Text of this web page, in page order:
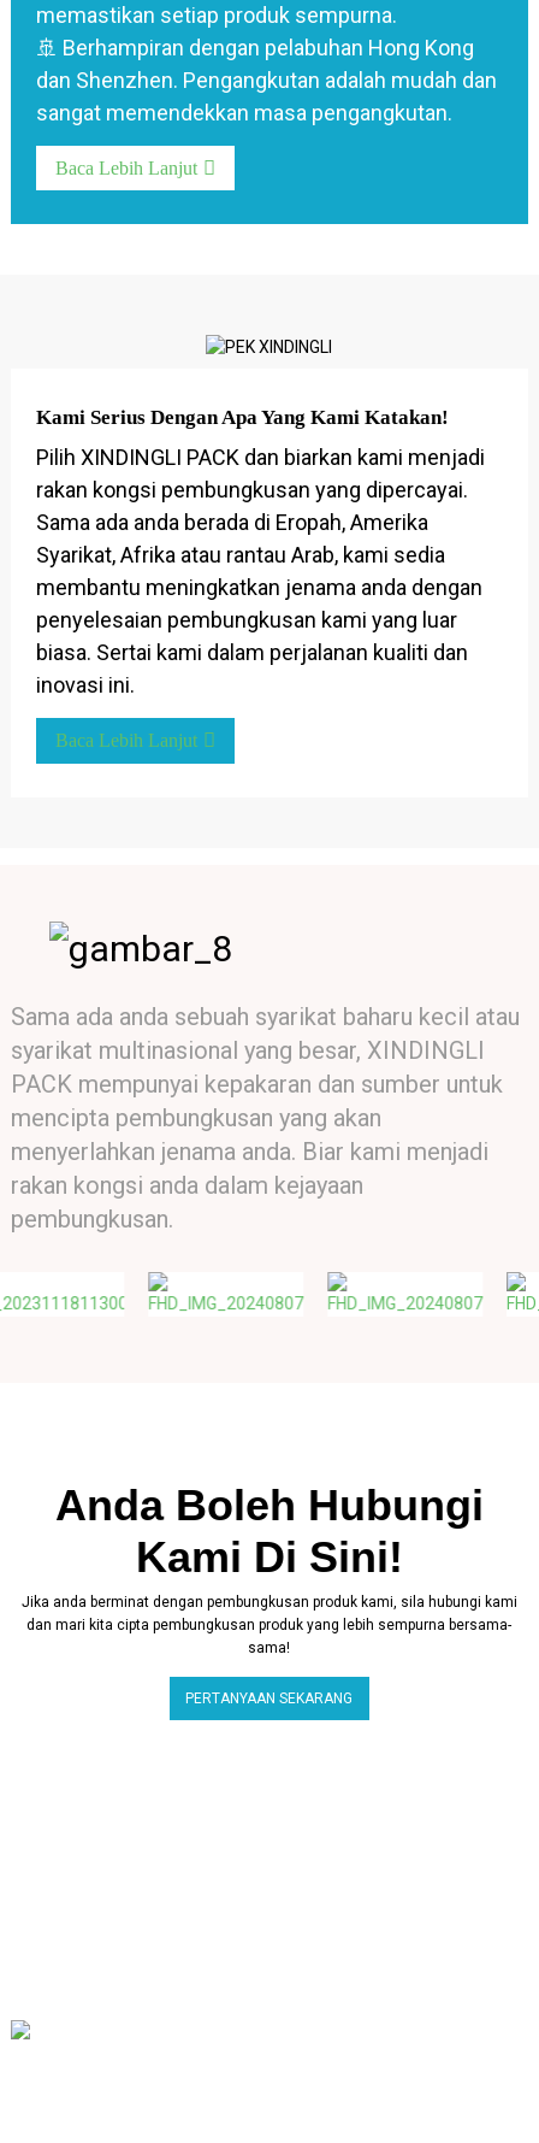
memastikan setiap produk sempurna.
🚢 Berhampiran dengan pelabuhan Hong Kong
dan Shenzhen. Pengangkutan adalah mudah dan
sangat memendekkan masa pengangkutan.
Baca Lebih Lanjut
Kami Serius Dengan Apa Yang Kami Katakan!
Pilih XINDINGLI PACK dan biarkan kami menjadi
rakan kongsi pembungkusan yang dipercayai.
Sama ada anda berada di Eropah, Amerika
Syarikat, Afrika atau rantau Arab, kami sedia
membantu meningkatkan jenama anda dengan
penyelesaian pembungkusan kami yang luar
biasa. Sertai kami dalam perjalanan kualiti dan
inovasi ini.
Baca Lebih Lanjut
Sama ada anda sebuah syarikat baharu kecil atau
syarikat multinasional yang besar, XINDINGLI
PACK mempunyai kepakaran dan sumber untuk
mencipta pembungkusan yang akan
menyerlahkan jenama anda. Biar kami menjadi
rakan kongsi anda dalam kejayaan
pembungkusan.
Anda Boleh Hubungi
Kami Di Sini!
Jika anda berminat dengan pembungkusan produk kami, sila hubungi kami
dan mari kita cipta pembungkusan produk yang lebih sempurna bersama-
sama!
PERTANYAAN SEKARANG